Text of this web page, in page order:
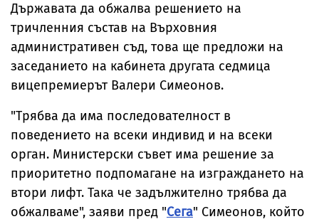
Държавата да обжалва решението на
тричленния състав на Върховния
административен съд, това ще предложи на
заседанието на кабинета другата седмица
вицепремиерът Валери Симеонов.
"Трябва да има последователност в
поведението на всеки индивид и на всеки
орган. Министерски съвет има решение за
приоритетно подпомагане на изграждането на
втори лифт. Така че задължително трябва да
обжалваме", заяви пред "Сега" Симеонов, който